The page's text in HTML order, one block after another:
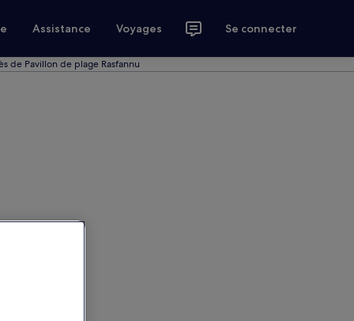
Assistance Voyages Se connecter
de Pavillon de plage Rasfannu